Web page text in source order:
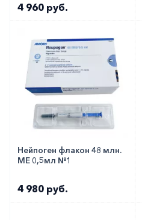
50мг/мл 10мл фл. №1
4 960 руб.
Нейпоген флакон 48 млн.
МЕ 0,5мл №1
4 980 руб.